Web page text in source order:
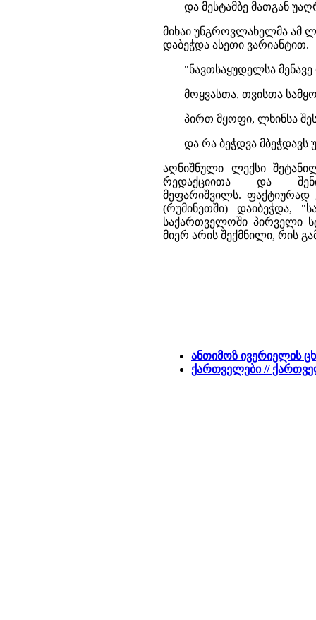
და მესტამბე მათგან
მიხაი უნგროვლახელმა ამ
დაბეჭდა ასეთი ვარიანტით.
"ნავთსაყუდელსა მენავე
მოყვასთა, თვისთა
პირთ მყოფი, ლხინსა
და რა ბეჭდვა მბეჭდავს
აღნიშნული ლექსი
რედაქციითა და
მეფარიშვილს. ფაქტიურად
(რუმინეთში) დაიბეჭდა,
საქართველოში პირველი
მიერ არის შექმნილი, რის
ანთიმოზ ივერიელის
ქართველები //